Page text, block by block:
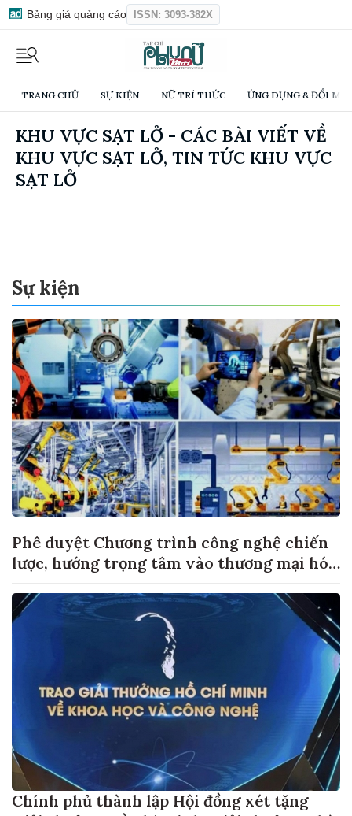
Bảng giá quảng cáo ISSN: 3093-382X
TRANG CHỦ SỰ KIỆN NỮ TRÍ THỨC ỨNG DỤNG & ĐỔI
KHU VỰC SẠT LỞ - CÁC BÀI VIẾT VỀ
KHU VỰC SẠT LỞ, TIN TỨC KHU VỰC
SẠT LỞ
Sự kiện
Phê duyệt Chương trình công nghệ chiến
lược, hướng trọng tâm vào thương mại hóa
Chính phủ thành lập Hội đồng xét tặng